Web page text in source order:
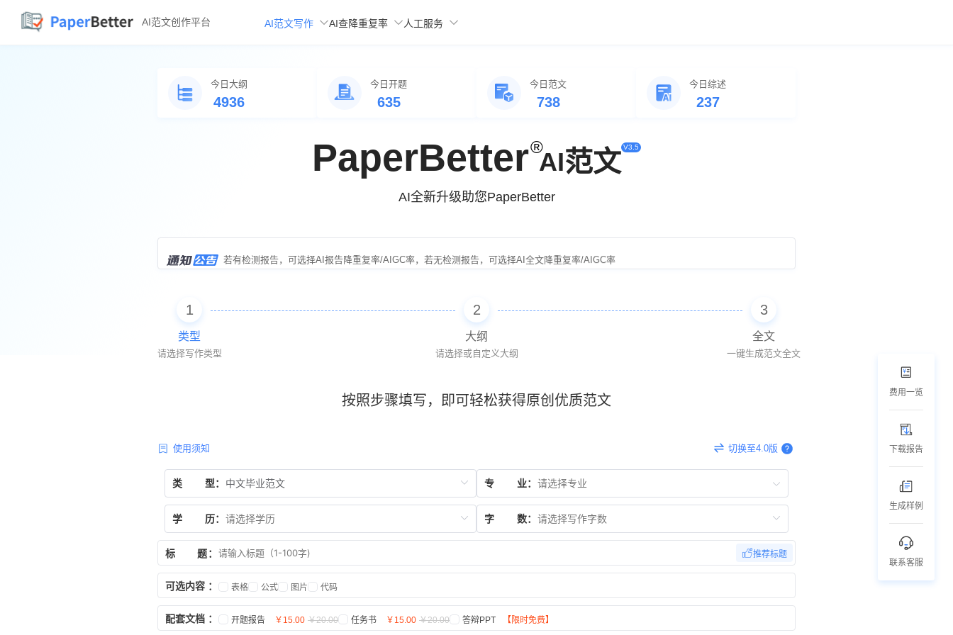
AI范文创作平台 AI范文写作 AI查降重复率 人工服务
费用一览
下载报告
生成样例
联系客服
今日大纲
4936
今日开题
635
今日范文
738
今日综述
237
PaperBetter®
AI范文 V3.5
AI全新升级助您PaperBetter
若有检测报告，可选择AI报告降重复率/AIGC率，若无检测报告，可选择AI全文降重复率/AIGC率
1
类型
请选择写作类型
2
大纲
请选择或自定义大纲
3
全文
一键生成范文全文
按照步骤填写，即可轻松获得原创优质范文
使用须知 切换至4.0版
类 型： 专 业：
学 历： 字 数：
标 题： 推荐标题
可选内容 ： 表格 公式 图片 代码
配套文档 ： 开题报告 ￥15.00 ￥20.00 任务书 ￥15.00 ￥20.00 答辩PPT 【限时免费】